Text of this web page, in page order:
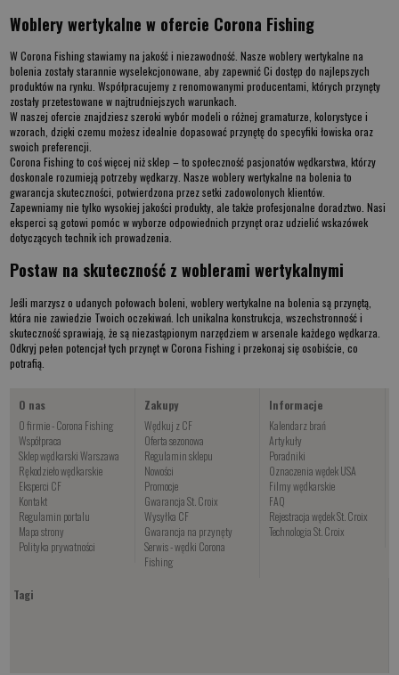
Woblery wertykalne w ofercie Corona Fishing
W Corona Fishing stawiamy na jakość i niezawodność. Naszewoblery wertykalne na
bolenia zostały starannie wyselekcjonowane, aby zapewnić Ci dostęp do najlepszych
produktów na rynku. Współpracujemy z renomowanymi producentami, których przynęty
zostały przetestowane w najtrudniejszych warunkach.
W naszej ofercie znajdziesz szeroki wybór modeli o różnej gramaturze, kolorystyce i
wzorach, dzięki czemu możesz idealnie dopasować przynętę do specyfiki łowiska oraz
swoich preferencji.
Corona Fishing to coś więcej niż sklep – to społeczność pasjonatów wędkarstwa, którzy
doskonale rozumieją potrzeby wędkarzy. Naszewoblery wertykalne na bolenia to
gwarancja skuteczności, potwierdzona przez setki zadowolonych klientów.
Zapewniamy nie tylko wysokiej jakości produkty, ale także profesjonalne doradztwo. Nasi
eksperci są gotowi pomóc w wyborze odpowiednich przynęt oraz udzielić wskazówek
dotyczących technik ich prowadzenia.
Postaw na skuteczność z woblerami wertykalnymi
Jeśli marzysz o udanych połowach boleni,woblery wertykalne na bolenia są przynętą,
która nie zawiedzie Twoich oczekiwań. Ich unikalna konstrukcja, wszechstronność i
skuteczność sprawiają, że są niezastąpionym narzędziem w arsenale każdego wędkarza.
Odkryj pełen potencjał tych przynęt w Corona Fishing i przekonaj się osobiście, co
potrafią.
O nas
O firmie - Corona Fishing
Współpraca
Sklep wędkarski Warszawa
Rękodzieło wędkarskie
Eksperci CF
Kontakt
Regulamin portalu
Mapa strony
Polityka prywatności
Zakupy
Wędkuj z CF
Oferta sezonowa
Regulamin sklepu
Nowości
Promocje
Gwarancja St. Croix
Wysyłka CF
Gwarancja na przynęty
Serwis - wędki Corona
Fishing
Informacje
Kalendarz brań
Artykuły
Poradniki
Oznaczenia wędek USA
Filmy wędkarskie
FAQ
Rejestracja wędek St. Croix
Technologia St. Croix
Tagi